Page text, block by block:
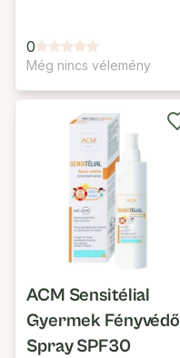
0
Még nincs vélemény
ACM Sensitélial
Gyermek Fényvédő
Spray SPF30